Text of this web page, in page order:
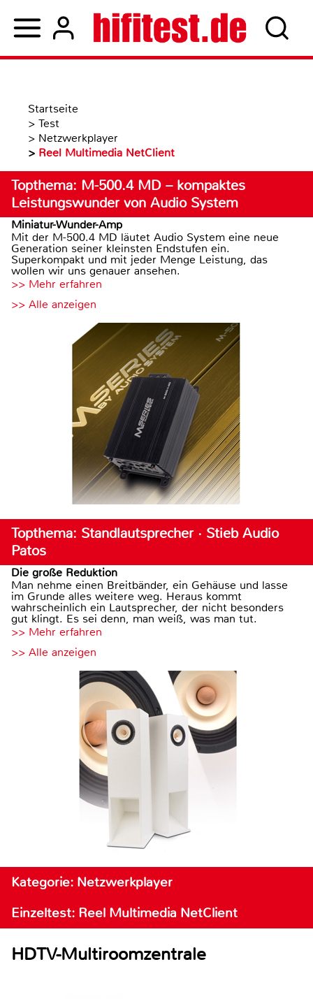
Startseite
> Test
> Netzwerkplayer
> Reel Multimedia NetClient
Topthema: M-500.4 MD – kompaktes
Leistungswunder von Audio System
Miniatur-Wunder-Amp
Mit der M-500.4 MD läutet Audio System eine neue
Generation seiner kleinsten Endstufen ein.
Superkompakt und mit jeder Menge Leistung, das
wollen wir uns genauer ansehen.
>> Mehr erfahren
>> Alle anzeigen
Topthema: Standlautsprecher · Stieb Audio
Patos
Die große Reduktion
Man nehme einen Breitbänder, ein Gehäuse und lasse
im Grunde alles weitere weg. Heraus kommt
wahrscheinlich ein Lautsprecher, der nicht besonders
gut klingt. Es sei denn, man weiß, was man tut.
>> Mehr erfahren
>> Alle anzeigen
Kategorie: Netzwerkplayer
Einzeltest: Reel Multimedia NetClient
HDTV-Multiroomzentrale